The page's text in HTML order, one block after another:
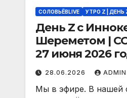
СОЛОВЬЁВLIVE УТРО Z | ДЕНЬ
День Z с
Шереметом |
27 июня 2026
28.06.2026 ADMIN
Мы в эфире. В нашей